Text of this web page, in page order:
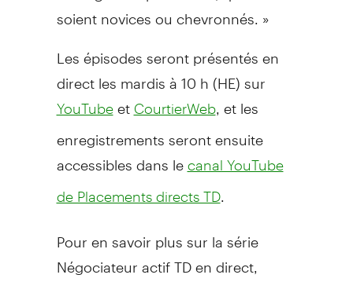
soient novices ou chevronnés. »
Les épisodes seront présentés en
direct les mardis à 10 h (HE) sur
YouTubeet CourtierWeb, et les
enregistrements seront ensuite
accessibles dans le canal YouTube
de Placements directs TD.
Pour en savoir plus sur la série
Négociateur actif TD en direct,